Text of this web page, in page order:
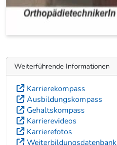
Weiterführende Informationen
Karrierekompass
Ausbildungskompass
Gehaltskompass
Karrierevideos
Karrierefotos
Weiterbildungsdatenbank